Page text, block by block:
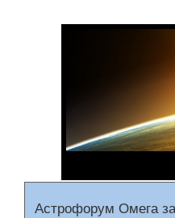
Астрофорум Омега